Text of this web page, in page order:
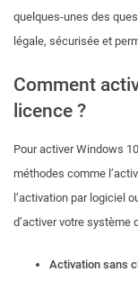
quelques-unes des
légale, sécurisée et
Comment
licence ?
Pour activer Windows
méthodes comme
l’activation par logiciel
d’activer votre système
Activation sans